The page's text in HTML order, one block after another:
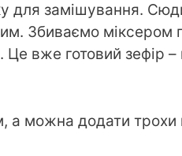
для замішування.
Збиваємо
Це вже готовий зефір
а можна додати